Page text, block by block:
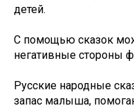
детей.
С помощью сказок
негативные стороны
Русские народные
запас малыша,